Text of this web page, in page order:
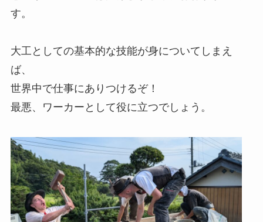
す。
大工としての基本的な技能が身についてしまえ
ば、
世界中で仕事にありつけるぞ！
最悪、ワーカーとして役に立つでしょう。